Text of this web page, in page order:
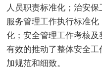
人员职责标准化；治安
服务管理工作执行标准
化；安全管理工作考核
有效的推动了整体安全
加规范和细致。